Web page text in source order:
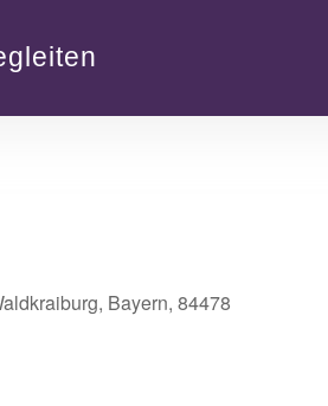
Bayern, 84478